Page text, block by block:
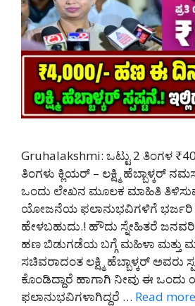
Gruhalakshmi: ಒಟ್ಟು 2 ತಿಂಗಳ
ತಿಂಗಳು ಕ್ಲಿಯರ್ – ಲಕ್ಷ್ಮಿ ಹೆಬ್ಬಾಳ್ಕರ್
ಒಂದು ಲೇಖನ ಮೂಲಕ ಮಾಹಿತಿ
ಯೋಜನೆಯ ಫಲಾನುಭವಿಗಳಿಗೆ ಭರ್ಜರಿ
ಹೇಳಬಹುದು.! ಹೌದು ಸ್ನೇಹಿತರೆ ಜನವರಿ
ಹಣ ಬಿಡುಗಡೆಯ ಬಗ್ಗೆ ಮಹಿಳಾ ಮತ್ತು
ಸಚಿವರಾದಂತ ಲಕ್ಷ್ಮಿ ಹೆಬ್ಬಾಳ್ಕರ್ ಅವರು
ಕೊಂಡಿದ್ದಾರೆ ಹಾಗಾಗಿ ನೀವು ಈ
ಫಲಾನುಭವಿಗಳಾಗಿದ್ದರೆ … Read more